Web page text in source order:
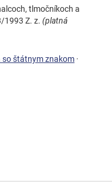
tlmočníkoch a
1993 Z. z. (platná
so štátnym znakom ·